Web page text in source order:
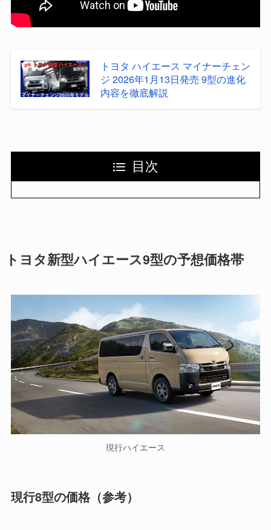
トヨタ ハイエース マイナーチェン
ジ 2026年1月13日発売 9型の進化
内容を徹底解説
目次
トヨタ新型ハイエース9型の予想価格帯
現行ハイエース
現行8型の価格（参考）